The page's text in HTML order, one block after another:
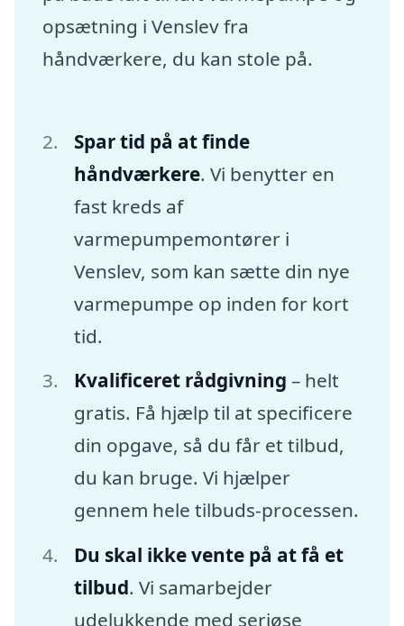
opsætning i Venslev fra
håndværkere, du kan stole på.
Spar tid på at finde
håndværkere. Vi benytter en
fast kreds af
varmepumpemontører i
Venslev, som kan sætte din nye
varmepumpe op inden for kort
tid.
Kvalificeret rådgivning – helt
gratis. Få hjælp til at specificere
din opgave, så du får et tilbud,
du kan bruge. Vi hjælper
gennem hele tilbuds-processen.
Du skal ikke vente på at få et
tilbud. Vi samarbejder
udelukkende med seriøse